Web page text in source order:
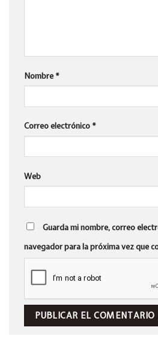
Nombre *
Correo electrónico *
Web
Guarda mi nombre, correo
navegador para la próxima vez que